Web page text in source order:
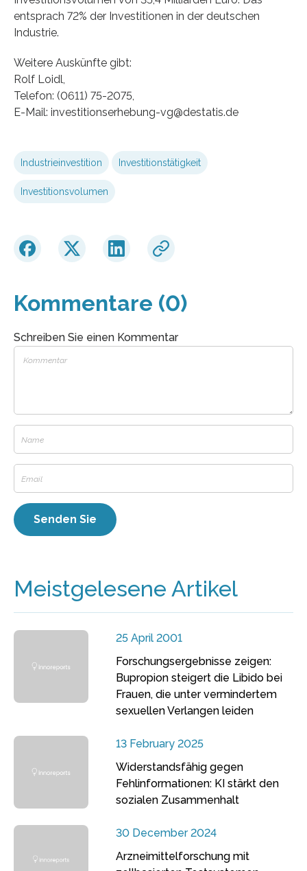
entsprach 72% der Investitionen in der deutschen
Industrie.
Weitere Auskünfte gibt:
Rolf Loidl,
Telefon: (0611) 75-2075,
E-Mail: investitionserhebung-vg@destatis.de
Industrieinvestition Investitionstätigkeit
Investitionsvolumen
Kommentare (0)
Schreiben Sie einen Kommentar
Meistgelesene Artikel
25 April 2001
Forschungsergebnisse zeigen:
Bupropion steigert die Libido bei
Frauen, die unter vermindertem
sexuellen Verlangen leiden
13 February 2025
Widerstandsfähig gegen
Fehlinformationen: KI stärkt den
sozialen Zusammenhalt
30 December 2024
Arzneimittelforschung mit